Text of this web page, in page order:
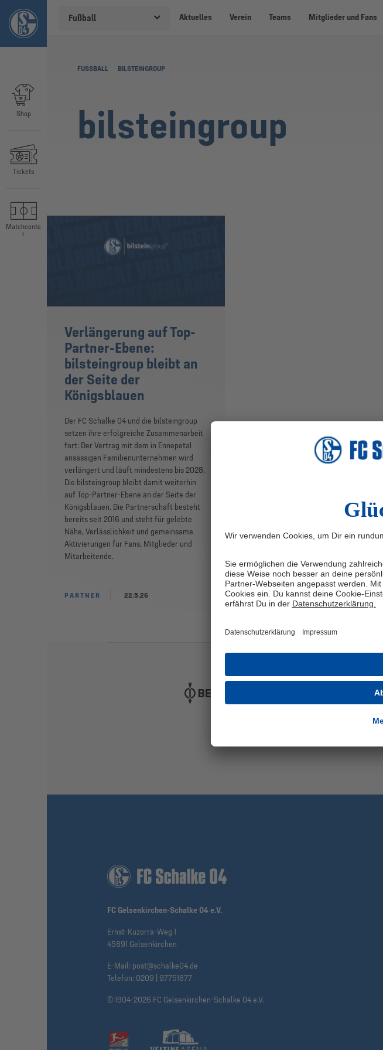
Fußball Aktuelles Verein Teams Mitglieder und Fans
Shop
Tickets
Matchcente
r
FUSSBALL BILSTEINGROUP
bilsteingroup
Verlängerung auf Top-
Partner-Ebene:
bilsteingroup bleibt an
der Seite der
Königsblauen
Der FC Schalke 04 und die bilsteingroup
setzen ihre erfolgreiche Zusammenarbeit
fort: Der Vertrag mit dem in Ennepetal
ansässigen Familienunternehmen wird
verlängert und läuft mindestens bis 2028.
Die bilsteingroup bleibt damit weiterhin
auf Top-Partner-Ebene an der Seite der
Königsblauen. Die Partnerschaft besteht
bereits seit 2016 und steht für gelebte
Nähe, Verlässlichkeit und gemeinsame
Aktivierungen für Fans, Mitglieder und
Mitarbeitende.
PARTNER 22.5.26
FC Gelsenkirchen-Schalke 04 e.V.
Ernst-Kuzorra-Weg 1
45891 Gelsenkirchen
E-Mail: post@schalke04.de
Telefon: 0209 | 97751877
© 1904-2026 FC Gelsenkirchen-Schalke 04 e.V.